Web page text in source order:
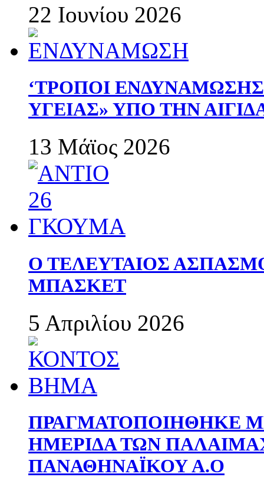
22 Ιουνίου 2026
‘ΤΡΟΠΟΙ
ΥΓΕΙΑΣ» ΥΠΟ ΤΗΝ
13 Μάϊος 2026
Ο ΤΕΛΕΥΤΑΙΟΣ
ΜΠΑΣΚΕΤ
5 Απριλίου 2026
ΠΡΑΓΜΑΤΟΠΟΙΗΘΗΚΕ
ΗΜΕΡΙΔΑ ΤΩΝ
ΠΑΝΑΘΗΝΑΪΚΟΥ Α.Ο